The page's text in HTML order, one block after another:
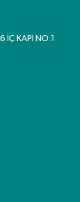
İÇ KAPI NO:1